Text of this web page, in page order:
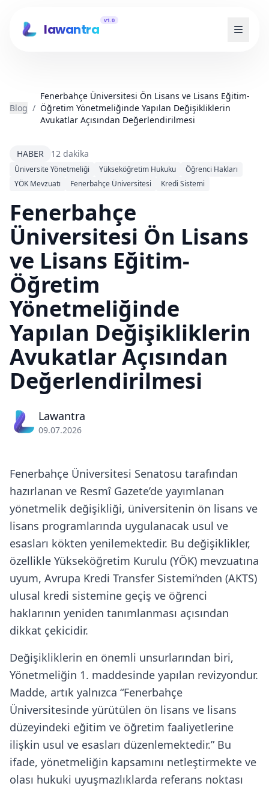
lawantra
v1.0
Blog /
Fenerbahçe Üniversitesi Ön Lisans ve Lisans Eğitim-
Öğretim Yönetmeliğinde Yapılan Değişikliklerin
Avukatlar Açısından Değerlendirilmesi
HABER 12 dakika
Üniversite Yönetmeliği Yükseköğretim Hukuku
Öğrenci Hakları
YÖK Mevzuatı
Fenerbahçe Üniversitesi Kredi Sistemi
Fenerbahçe
Üniversitesi Ön Lisans
ve Lisans Eğitim-
Öğretim
Yönetmeliğinde
Yapılan Değişikliklerin
Avukatlar Açısından
Değerlendirilmesi
Lawantra
09.07.2026
Fenerbahçe Üniversitesi Senatosu tarafından
hazırlanan ve Resmî Gazete’de yayımlanan
yönetmelik değişikliği, üniversitenin ön lisans ve
lisans programlarında uygulanacak usul ve
esasları kökten yenilemektedir. Bu değişiklikler,
özellikle Yükseköğretim Kurulu (YÖK) mevzuatına
uyum, Avrupa Kredi Transfer Sistemi’nden (AKTS)
ulusal kredi sistemine geçiş ve öğrenci
haklarının yeniden tanımlanması açısından
dikkat çekicidir.
Değişikliklerin en önemli unsurlarından biri,
Yönetmeliğin 1. maddesinde yapılan revizyondur.
Madde, artık yalnızca “Fenerbahçe
Üniversitesinde yürütülen ön lisans ve lisans
düzeyindeki eğitim ve öğretim faaliyetlerine
ilişkin usul ve esasları düzenlemektedir.” Bu
ifade, yönetmeliğin kapsamını netleştirmekte ve
olası hukuki uyuşmazlıklarda referans noktası